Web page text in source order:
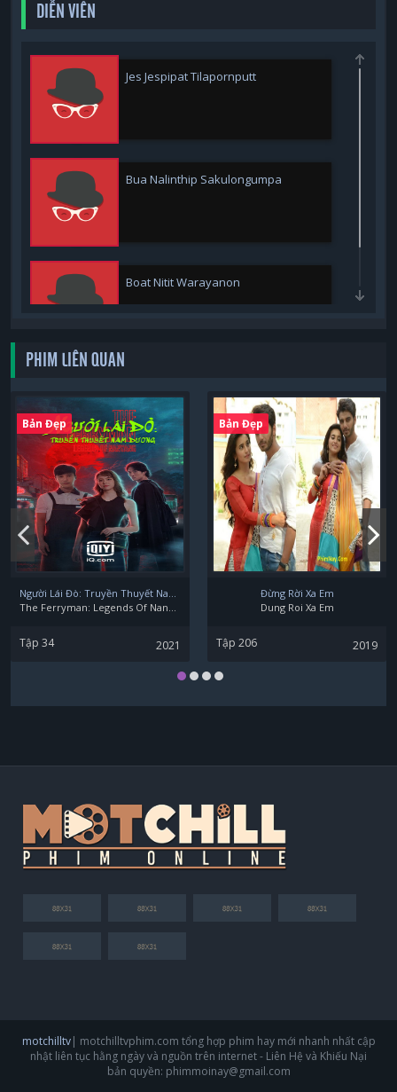
DIỄN VIÊN
Jes Jespipat Tilapornputt
Bua Nalinthip Sakulongumpa
Boat Nitit Warayanon
PHIM LIÊN QUAN
Bản Đẹp
Tập 34 2021
Bản Đẹp
Đừng Rời Xa Em
Dung Roi Xa Em
Tập 206 2019
motchilltv| motchilltvphim.com tổng hợp phim hay mới nhanh nhất cập
nhật liên tục hằng ngày và nguồn trên internet - Liên Hệ và Khiếu Nại
bản quyền: phimmoinay@gmail.com